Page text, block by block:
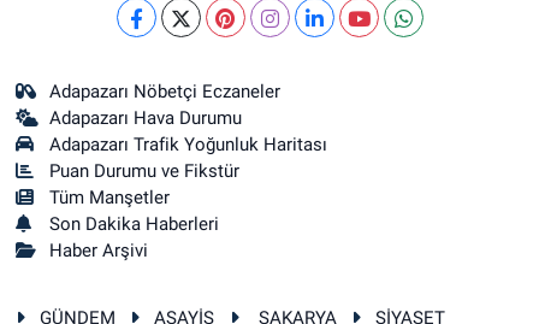
Adapazarı Nöbetçi Eczaneler
Adapazarı Hava Durumu
Adapazarı Trafik Yoğunluk Haritası
Puan Durumu ve Fikstür
Tüm Manşetler
Son Dakika Haberleri
Haber Arşivi
GÜNDEM ASAYİŞ SAKARYA
SİYASET